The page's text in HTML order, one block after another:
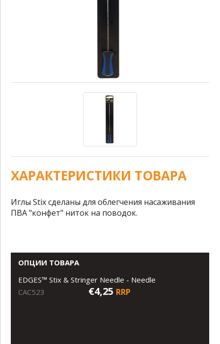
ХАРАКТЕРИСТИКИ ТОВАРА
Иглы Stix сделаны для облегчения насаживания
ПВА "конфет" ниток на поводок.
ОПЦИИ ТОВАРА
EDGES™ Stix & Stringer Needle - Needle
CAC523
€4,25 RRP